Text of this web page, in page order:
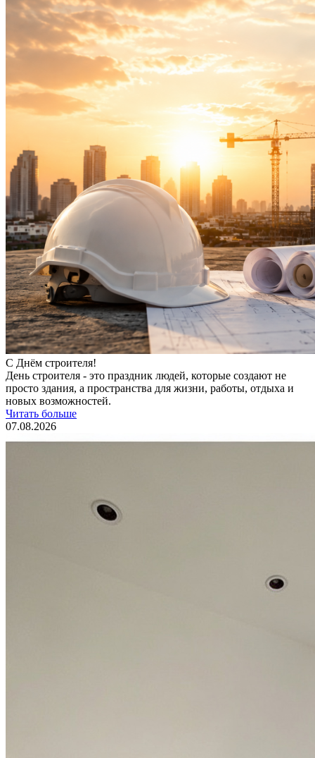
С Днём строителя!
День строителя - это праздник людей, которые создают не
просто здания, а пространства для жизни, работы, отдыха и
новых возможностей.
Читать больше
07.08.2026